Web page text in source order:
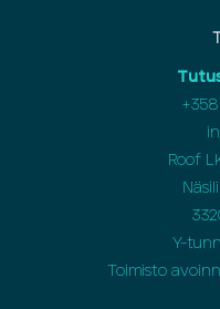
+358
Roof
Y-
Toimisto